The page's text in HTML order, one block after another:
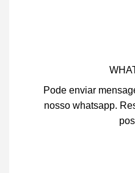
Pode enviar
nosso whatsapp.